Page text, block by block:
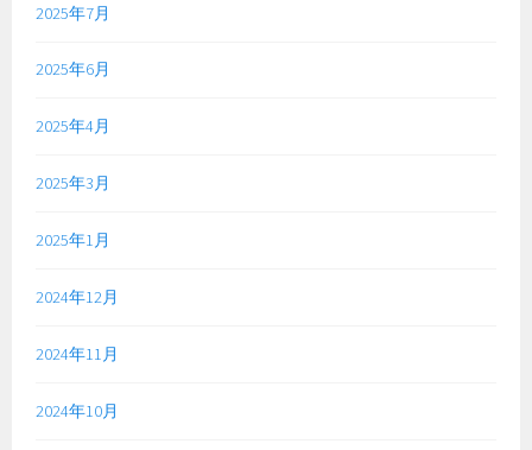
2025年7月
2025年6月
2025年4月
2025年3月
2025年1月
2024年12月
2024年11月
2024年10月